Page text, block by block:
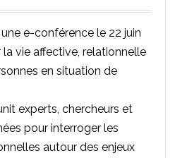
e-conférence le 22 juin
vie affective, relationnelle
en situation de
experts, chercheurs et
pour interroger les
autour des enjeux